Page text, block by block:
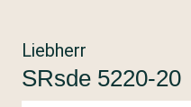
Liebherr
SRsde 5220-20